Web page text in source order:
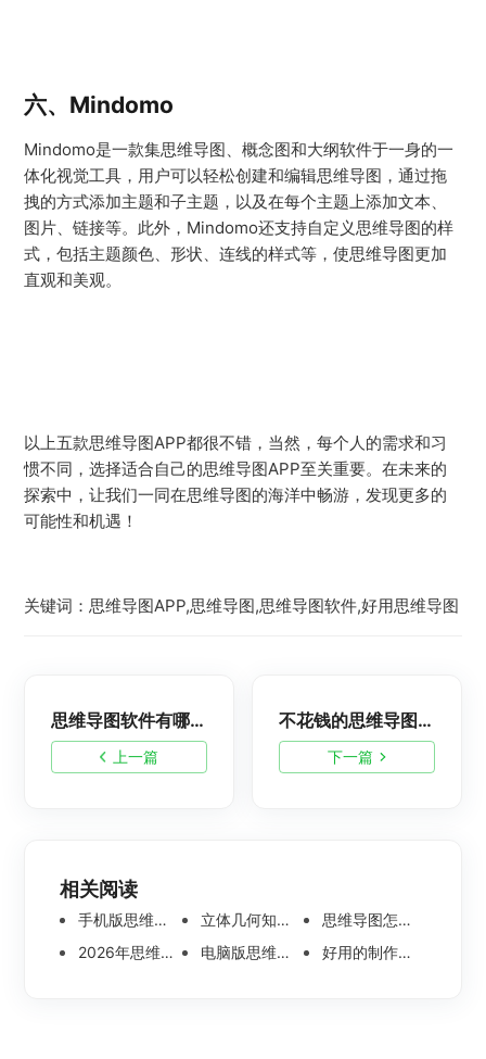
六、Mindomo
Mindomo是一款集思维导图、概念图和大纲软件于一身的一
体化视觉工具，用户可以轻松创建和编辑思维导图，通过拖
拽的方式添加主题和子主题，以及在每个主题上添加文本、
图片、链接等。此外，Mindomo还支持自定义思维导图的样
式，包括主题颜色、形状、连线的样式等，使思维导图更加
直观和美观。
以上五款思维导图APP都很不错，当然，每个人的需求和习
惯不同，选择适合自己的思维导图APP至关重要。在未来的
探索中，让我们一同在思维导图的海洋中畅游，发现更多的
可能性和机遇！
关键词：思维导图APP,思维导图,思维导图软件,好用思维导图
上一篇
思维导图软件有哪些？2024年强大的思维导图软件推荐
下一篇
不花钱的思维导图软件，免费好用的思维导图软件推荐
相关阅读
手机版思维导图软件哪个好 使用教程分享 立体几何知识点思维导图模板分享 思维导图怎么画
思维导图怎么画简单又漂亮 内附精美模板案例分享
2026年思维导图软件哪个好 最新免费思维导图软件测评
电脑版思维导图软件哪个好？可离线编辑的思维导图工具盘点 好用的制作思维导图软件有哪些？五款高分思维导图工具盘点